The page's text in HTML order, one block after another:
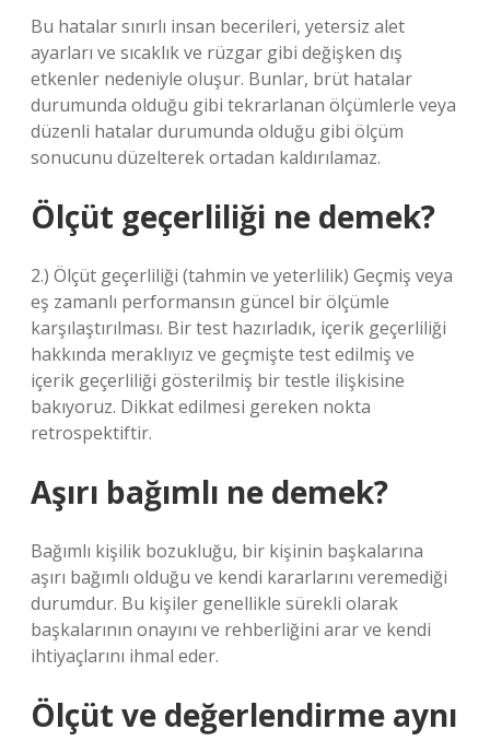
Bu hatalar sınırlı insan becerileri, yetersiz alet
ayarları ve sıcaklık ve rüzgar gibi değişken dış
etkenler nedeniyle oluşur. Bunlar, brüt hatalar
durumunda olduğu gibi tekrarlanan ölçümlerle veya
düzenli hatalar durumunda olduğu gibi ölçüm
sonucunu düzelterek ortadan kaldırılamaz.
Ölçüt geçerliliği ne demek?
2.) Ölçüt geçerliliği (tahmin ve yeterlilik) Geçmiş veya
eş zamanlı performansın güncel bir ölçümle
karşılaştırılması. Bir test hazırladık, içerik geçerliliği
hakkında meraklıyız ve geçmişte test edilmiş ve
içerik geçerliliği gösterilmiş bir testle ilişkisine
bakıyoruz. Dikkat edilmesi gereken nokta
retrospektiftir.
Aşırı bağımlı ne demek?
Bağımlı kişilik bozukluğu, bir kişinin başkalarına
aşırı bağımlı olduğu ve kendi kararlarını veremediği
durumdur. Bu kişiler genellikle sürekli olarak
başkalarının onayını ve rehberliğini arar ve kendi
ihtiyaçlarını ihmal eder.
Ölçüt ve değerlendirme aynı